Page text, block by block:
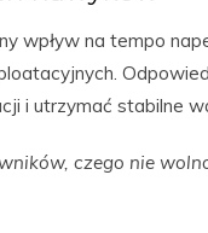
wpływ na tempo
i utrzymać stabilne
czego nie